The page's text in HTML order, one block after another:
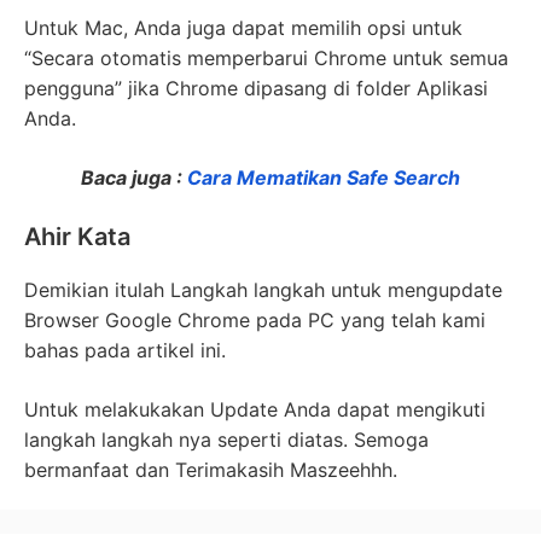
Untuk Mac, Anda juga dapat memilih opsi untuk
“Secara otomatis memperbarui Chrome untuk semua
pengguna” jika Chrome dipasang di folder Aplikasi
Anda.
Baca juga : Cara Mematikan Safe Search
Ahir Kata
Demikian itulah Langkah langkah untuk mengupdate
Browser Google Chrome pada PC yang telah kami
bahas pada artikel ini.
Untuk melakukakan Update Anda dapat mengikuti
langkah langkah nya seperti diatas. Semoga
bermanfaat dan Terimakasih Maszeehhh.